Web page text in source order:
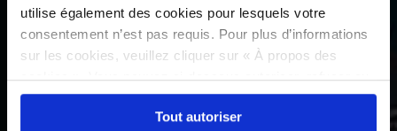
utilise également des cookies pour lesquels votre
consentement n’est pas requis. Pour plus d’informations
sur les cookies, veuillez cliquer sur « À propos des
cookies ». Vous pouvez ci-dessous autoriser, refuser ou
sélectionner les cookies selon les finalités via l'onglet
« Détails ». À tout moment, vous pouvez modifier votre
Tout autoriser